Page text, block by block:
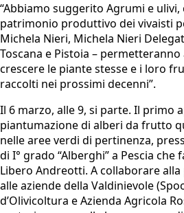
“Abbiamo suggerito Agrumi e
patrimonio produttivo dei vivaisti
Michela Nieri, Michela Nieri
Toscana e Pistoia –
crescere le piante stesse e i loro
raccolti nei prossimi decenni”.
Il 6 marzo, alle 9, si parte. Il primo
piantumazione di alberi da frutto
nelle aree verdi di pertinenza,
di I° grado “Alberghi” a Pescia che
Libero Andreotti. A collaborare
alle aziende della Valdinievole
d’Olivicoltura e Azienda Agricola